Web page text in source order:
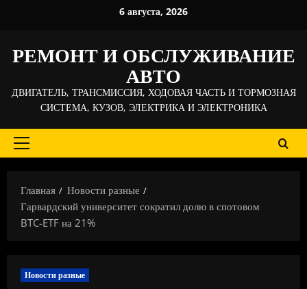
6 августа, 2026
РЕМОНТ И ОБСЛУЖИВАНИЕ
АВТО
ДВИГАТЕЛЬ, ТРАНСМИССИЯ, ХОДОВАЯ ЧАСТЬ И ТОРМОЗНАЯ
СИСТЕМА, КУЗОВ, ЭЛЕКТРИКА И ЭЛЕКТРОНИКА
Основное
Главная
Новости разные
Гарвардский университет сократил долю в спотовом
BTC-ETF на 21%
Новости разные